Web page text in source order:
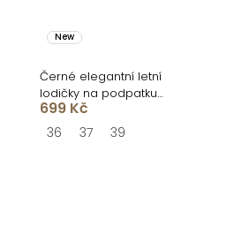
New
Černé elegantní letní
lodičky na podpatku
FLEXITA
699 Kč
36 37 39